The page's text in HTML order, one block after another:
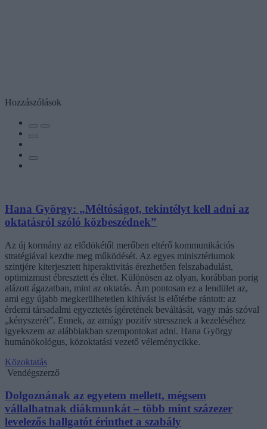
Hozzászólások
Hana György: „Méltóságot, tekintélyt kell adni az
oktatásról szóló közbeszédnek”
Az új kormány az elődökétől merőben eltérő kommunikációs
stratégiával kezdte meg működését. Az egyes minisztériumok
szintjére kiterjesztett hiperaktivitás érezhetően felszabadulást,
optimizmust ébresztett és éltet. Különösen az olyan, korábban porig
alázott ágazatban, mint az oktatás. Ám pontosan ez a lendület az,
ami egy újabb megkerülhetetlen kihívást is előtérbe rántott: az
érdemi társadalmi egyeztetés ígéretének beváltását, vagy más szóval
„kényszerét”. Ennek, az amúgy pozitív stressznek a kezeléséhez
igyekszem az alábbiakban szempontokat adni. Hana György
humánökológus, közoktatási vezető véleménycikke.
Közoktatás
Vendégszerző
Dolgoznának az egyetem mellett, mégsem
vállalhatnak diákmunkát – több mint százezer
levelezős hallgatót érinthet a szabály